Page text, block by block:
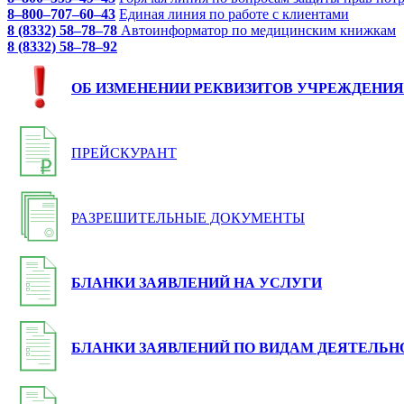
8–800–707–60–43 Единая линия по работе с клиентами
8 (8332) 58–78–78 Автоинформатор по медицинским книжкам
8 (8332) 58–78–92
ОБ ИЗМЕНЕНИИ РЕКВИЗИТОВ УЧРЕЖДЕНИЯ
ПРЕЙСКУРАНТ
РАЗРЕШИТЕЛЬНЫЕ ДОКУМЕНТЫ
БЛАНКИ ЗАЯВЛЕНИЙ НА УСЛУГИ
БЛАНКИ ЗАЯВЛЕНИЙ ПО ВИДАМ